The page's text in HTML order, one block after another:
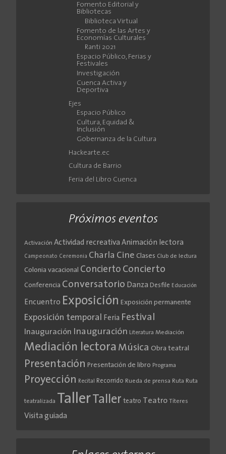
Fomento Editorial y
Bibliotecas
Biblioteca Virtual
Fomento de las Artes y
Economías Culturales
Ranti 2021
Espacio Público, Ferias y
Festivales
Investigación
Cuenca Activa y
Deportiva
Ejes
Espacio Público
Cultura, Equidad &
Inclusión
Gobernanza de la Cultura
Hackearte.ec
Cultura de Barrio
Feria del Libro Cuenca
Próximos eventos
Activación Actividad recreativa Animación lectora
Campeonato Ceremonia Charla Cine Clases Club de lectura
Colonia vacacional Concierto Concierto
Conferencia Conversatorio Danza Desfile Educación
Encuentro Exposición Exposición permanente
Exposición temporal Feria Festival
Inauguración Inauguración Literatura Mediación
Mediación lectora Música Obra teatral
Presentación Presentación de libro Programa
Proyección Recital Recorrido Rueda de prensa Ruta Ruta
teatralizada TallerTaller teatro Teatro Títeres
Visita guiada